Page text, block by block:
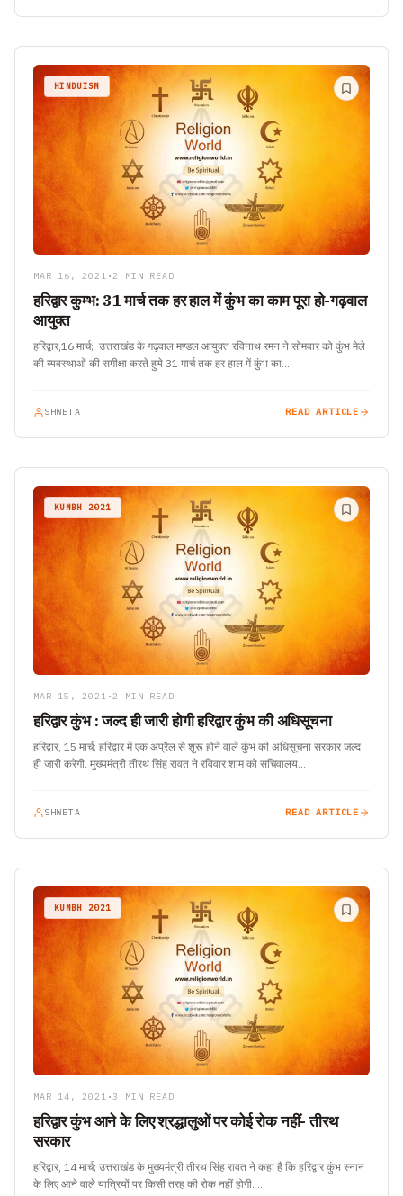
HINDUISM
MAR 16, 2021 • 2 MIN READ
हरिद्वार कुम्भ: 31 मार्च तक हर हाल में कुंभ का काम पूरा हो-गढ़वाल
आयुक्त
हरिद्वार,16 मार्च; उत्तराखंड के गढ़वाल मण्डल आयुक्त रविनाथ रमन ने सोमवार को कुंभ मेले
की व्यवस्थाओं की समीक्षा करते हुये 31 मार्च तक हर हाल में कुंभ का…
SHWETA READ ARTICLE
KUMBH 2021
MAR 15, 2021 •2 MIN READ
हरिद्वार कुंभ : जल्द ही जारी होगी हरिद्वार कुंभ की अधिसूचना
हरिद्वार, 15 मार्च; हरिद्वार में एक अप्रैल से शुरू होने वाले कुंभ की अधिसूचना सरकार जल्द
ही जारी करेगी. मुख्यमंत्री तीरथ सिंह रावत ने रविवार शाम को सचिवालय…
SHWETA READ ARTICLE
KUMBH 2021
MAR 14, 2021 • 3 MIN READ
हरिद्वार कुंभ आने के लिए श्रद्धालुओं पर कोई रोक नहीं- तीरथ
सरकार
हरिद्वार, 14 मार्च; उत्तराखंड के मुख्यमंत्री तीरथ सिंह रावत ने कहा है कि हरिद्वार कुंभ स्नान
के लिए आने वाले यात्रियों पर किसी तरह की रोक नहीं होगी. …